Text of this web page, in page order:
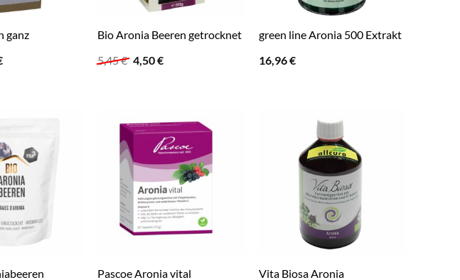
ganz
Aktueller
Bio Aronia Beeren getrocknet
5,45€ Ursprünglicher
Preis
4,50€Aktueller
green line Aronia 500 Extrakt
16,96€
Pascoe Aronia vital
Vita Biosa Aronia